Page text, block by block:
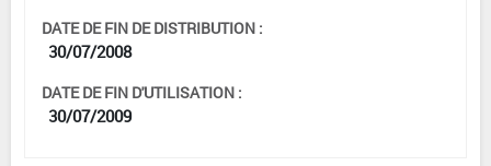
DATE DE FIN DE DISTRIBUTION :
30/07/2008
DATE DE FIN D'UTILISATION :
30/07/2009